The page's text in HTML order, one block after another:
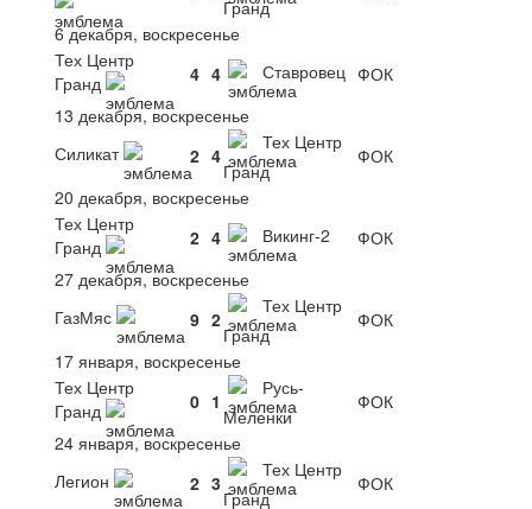
Гранд
6 декабря, воскресенье
Тех Центр
Гранд
4 4 Ставровец ФОК
13 декабря, воскресенье
Силикат
2 4
Тех Центр
Гранд
ФОК
20 декабря, воскресенье
Тех Центр
Гранд
2 4 Викинг-2
ФОК
27 декабря, воскресенье
ГазМяс
9 2
Тех Центр
Гранд
ФОК
17 января, воскресенье
Тех Центр
Гранд
0 1
Русь-
Меленки
ФОК
24 января, воскресенье
Легион
2 3
Тех Центр
Гранд
ФОК